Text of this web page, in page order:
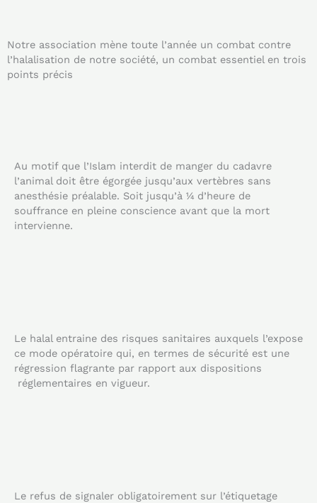
Notre association mène toute l’année un combat contre
l’halalisation de notre société, un combat essentiel en trois
points précis
Au motif que l’Islam interdit de manger du cadavre
l’animal doit être égorgée jusqu’aux vertèbres sans
anesthésie préalable. Soit jusqu’à ¼ d’heure de
souffrance en pleine conscience avant que la mort
intervienne.
Le halal entraine des risques sanitaires auxquels l’expose
ce mode opératoire qui, en termes de sécurité est une
régression flagrante par rapport aux dispositions
réglementaires en vigueur.
Le refus de signaler obligatoirement sur l’étiquetage